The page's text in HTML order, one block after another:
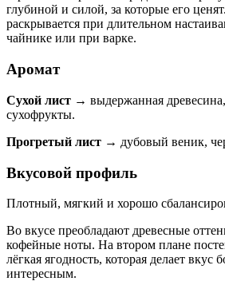
глубиной и силой, за которые его
раскрывается при длительном
чайнике или при варке.
Аромат
Сухой лист → выдержанная
сухофрукты.
Прогретый лист → дубовый веник,
Вкусовой профиль
Плотный, мягкий и хорошо
Во вкусе преобладают древесные
кофейные ноты. На втором плане
лёгкая ягодность, которая делает вкус
интересным.